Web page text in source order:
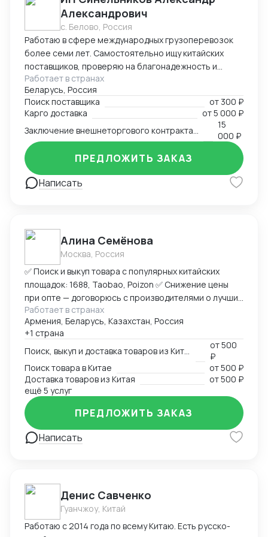
быстрые и четкие ответы, прозрачные тарифы и
надежное исполнение обязательств.
Александрович
с. Белово, Россия
Работаю в сфере международных грузоперевозок
более семи лет. Самостоятельно ищу китайских
поставщиков, проверяю на благонадежность и
выстраиваю долгосрочные торговые отношения.
Осуществляю полный цикл сделки с китайскими
производителями от поиска поставщика и выкупа
товаров, до поставки продукции на склад покупателя.
Берусь за сложные проекты и помогаю решить
нестандартные вопросы.
Работает в странах
Беларусь, Россия
Поиск поставщика
от 300 ₽
Карго доставка
от5 000 ₽
15
000 ₽
Написать
ПРЕДЛОЖИТЬ ЗАКАЗ
Алина Семёнова
Москва, Россия
✅ Поиск и выкуп товара с популярных китайских
площадок: 1688, Taobao, Poizon ✅ Снижение цены
при опте — договорюсь с производителями о лучших
условиях ✅ Предоставлю фото- и видеоотчет перед
отправкой ✅ Надежная упаковка — минимизация
рисков повреждений при перевозке ✅ Доставка
товара до склада в Москву, отправка в любой город
России (ТК на выбор) ✅ Также доставлю в Армению,
Беларусь, Казахстан, Кыргызстан ✅ Полное
сопровождение — от заказа до получения ➡
Пришлите ссылку на товар или фото, его количество,
и я рассчитаю стоимость доставки
Работает в странах
Армения, Беларусь, Казахстан, Россия
+1 страна
от500
₽
Поиск товара в Китае
от500 ₽
Доставка товаров из Китая
от500 ₽
ещё 5 услуг
Написать
ПРЕДЛОЖИТЬ ЗАКАЗ
Денис Савченко
Гуанчжоу, Китай
Работаю с 2014 года по всему Китаю. Есть русско-